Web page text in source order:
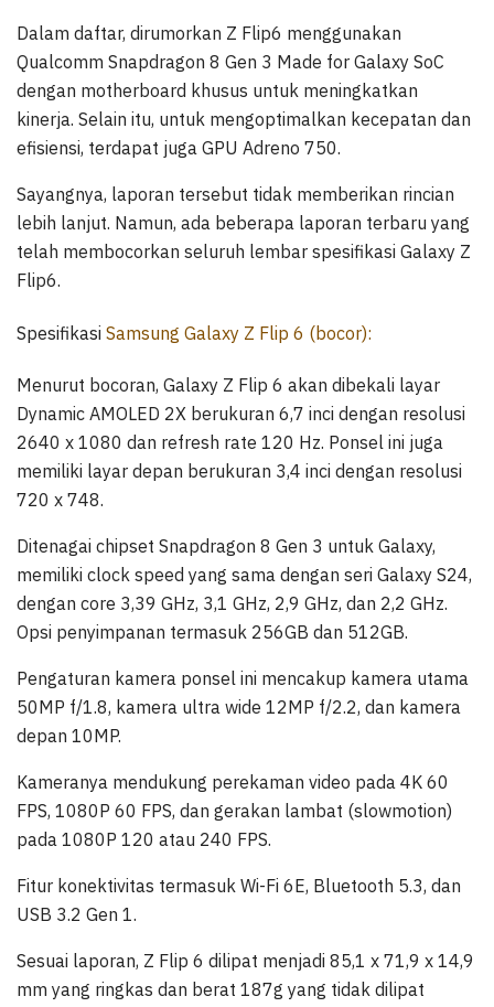
Dalam daftar, dirumorkan Z Flip6 menggunakan
Qualcomm Snapdragon 8 Gen 3 Made for Galaxy SoC
dengan motherboard khusus untuk meningkatkan
kinerja. Selain itu, untuk mengoptimalkan kecepatan dan
efisiensi, terdapat juga GPU Adreno 750.
Sayangnya, laporan tersebut tidak memberikan rincian
lebih lanjut. Namun, ada beberapa laporan terbaru yang
telah membocorkan seluruh lembar spesifikasi Galaxy Z
Flip6.
Spesifikasi Samsung Galaxy Z Flip 6 (bocor):
Menurut bocoran, Galaxy Z Flip 6 akan dibekali layar
Dynamic AMOLED 2X berukuran 6,7 inci dengan resolusi
2640 x 1080 dan refresh rate 120 Hz. Ponsel ini juga
memiliki layar depan berukuran 3,4 inci dengan resolusi
720 x 748.
Ditenagai chipset Snapdragon 8 Gen 3 untuk Galaxy,
memiliki clock speed yang sama dengan seri Galaxy S24,
dengan core 3,39 GHz, 3,1 GHz, 2,9 GHz, dan 2,2 GHz.
Opsi penyimpanan termasuk 256GB dan 512GB.
Pengaturan kamera ponsel ini mencakup kamera utama
50MP f/1.8, kamera ultra wide 12MP f/2.2, dan kamera
depan 10MP.
Kameranya mendukung perekaman video pada 4K 60
FPS, 1080P 60 FPS, dan gerakan lambat (slowmotion)
pada 1080P 120 atau 240 FPS.
Fitur konektivitas termasuk Wi-Fi 6E, Bluetooth 5.3, dan
USB 3.2 Gen 1.
Sesuai laporan, Z Flip 6 dilipat menjadi 85,1 x 71,9 x 14,9
mm yang ringkas dan berat 187g yang tidak dilipat